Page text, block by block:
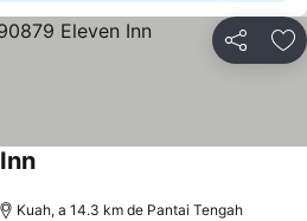
Partilhar
Kuah, a 14.3 km de Pantai Tengah